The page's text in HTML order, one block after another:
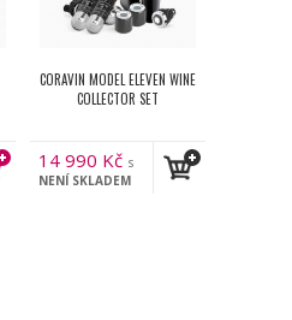
CORAVIN MODEL ELEVEN WINE
COLLECTOR SET
14 990 Kč s
DPH
NENÍ SKLADEM